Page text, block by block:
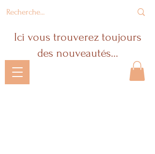
Ici vous trouverez toujours
des nouveautés...